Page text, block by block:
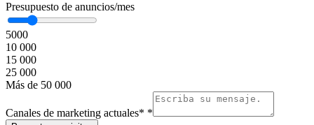
Presupuesto de anuncios/mes
5000
10 000
15 000
25 000
Más de 50 000
Canales de marketing actuales* *